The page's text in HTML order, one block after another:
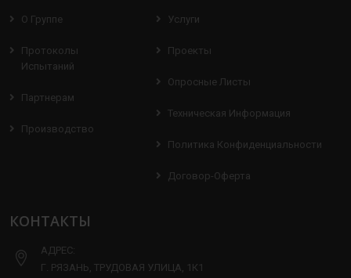
О Группе
Протоколы
Испытаний
Партнерам
Производство
Услуги
Проекты
Опросные Листы
Техническая Информация
Политика Конфиденциальности
Договор-Оферта
КОНТАКТЫ
АДРЕС:
Г. РЯЗАНЬ, ТРУДОВАЯ УЛИЦА, 1К1